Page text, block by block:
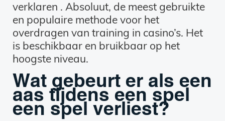
verklaren . Absoluut, de meest gebruikte
en populaire methode voor het
overdragen van training in casino’s. Het
is beschikbaar en bruikbaar op het
hoogste niveau.
Wat gebeurt er als een
aas tijdens een spel
een spel verliest?